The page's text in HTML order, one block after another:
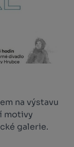
na výstavu
motivy
galerie.